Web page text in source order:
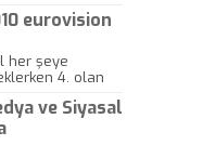
eurovision
her şeye
4. olan
yarışmada
anlamıştır.
ve Siyasal